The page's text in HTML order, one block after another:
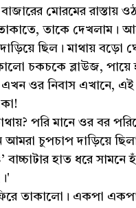
বাজারের মোরমের
তাকে দেখলাম।
দাড়িয়ে ছিল। মাথায়
চকচকে ব্লাউজ, পায়ে
ওর নিবাস এখানে, এই
পরি মানে ওর বর
আমরা চুপচাপ দাড়িয়ে
বাচ্চাটার হাত ধরে
তাকালো। একপা